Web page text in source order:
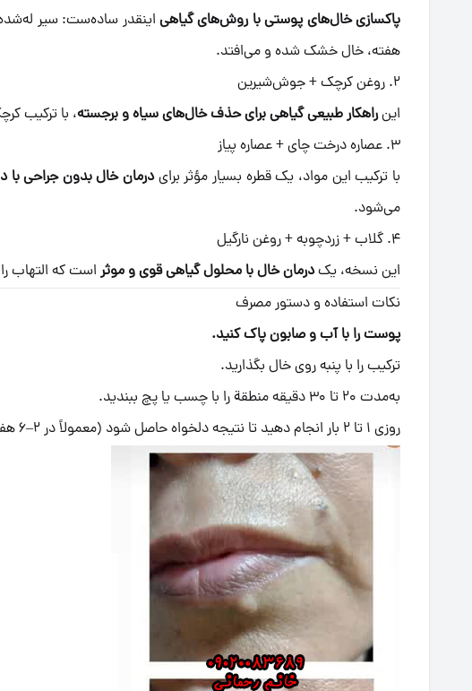
پاکسازی خال‌های پوستی با روش‌های گیاهی اینقدر ساده‌ست: سیر
هفته، خال خشک شده و می‌افتد.
۲. روغن کرچک + جوش‌شیرین
اینراهکار طبیعی گیاهی برای حذف خال‌های سیاه و برجسته، با ترکیب
۳. عصاره درخت چای + عصاره پیاز
با ترکیب این مواد، یک قطره بسیار مؤثر برایدرمان خال بدون جراحی با
می‌شود.
۴. گلاب + زردچوبه + روغن نارگیل
این نسخه، یکدرمان خال با محلول گیاهی قوی و موثر است که التهاب
نکات استفاده و دستور مصرف
پوست را با آب و صابون پاک کنید.
ترکیب را با پنبه روی خال بگذارید.
به‌مدت ۲۰ تا ۳۰ دقیقه منطقة را با چسب یا پچ ببندید.
روزی ۱ تا ۲ بار انجام دهید تا نتیجه دلخواه حاصل شود (معمولاً در ۲–۶ هفته).